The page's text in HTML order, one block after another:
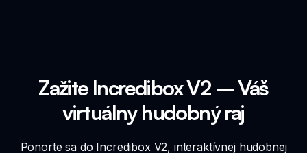
Zažite Incredibox V2 – Váš
virtuálny hudobný raj
Ponorte sa do Incredibox V2, interaktívnej hudobnej